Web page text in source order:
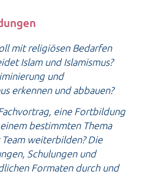
mit religiösen Bedarfen
Islam und Islamismus?
und
erkennen und abbauen?
eine Fortbildung
bestimmten Thema
weiterbilden? Die
Schulungen und
Formaten durch und